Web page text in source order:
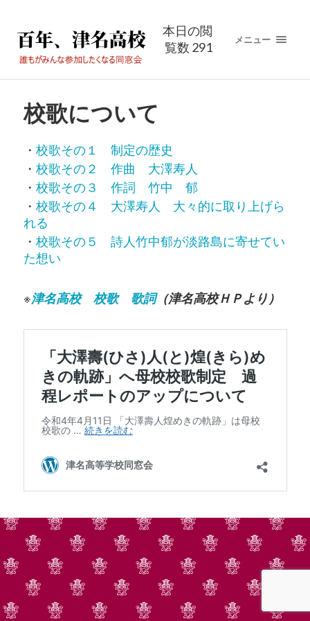
本日の閲
覧数 291
メニュー
校歌について
・ 校歌その１ 制定の歴史
・ 校歌その２ 作曲 大澤寿人
・ 校歌その３ 作詞 竹中 郁
・ 校歌その４ 大澤寿人 大々的に取り上げら
れる
・ 校歌その５ 詩人竹中郁が淡路島に寄せてい
た想い
※津名高校 校歌 歌詞（津名高校ＨＰより）